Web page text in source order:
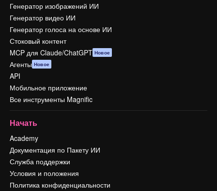
Генератор изображений ИИ
Генератор видео ИИ
Генератор голоса на основе ИИ
Стоковый контент
MCP для Claude/ChatGPT Новое
Агенты Новое
API
Мобильное приложение
Все инструменты Magnific
Начать
Academy
Документация по Пакету ИИ
Служба поддержки
Условия и положения
Политика конфиденциальности